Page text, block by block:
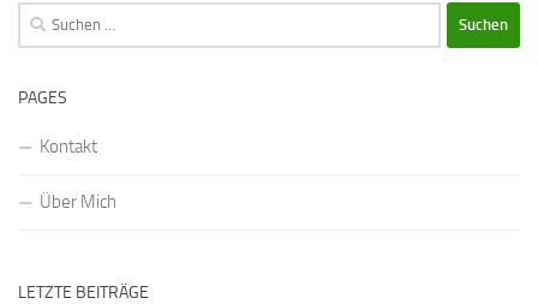
Suchen
nach:
PAGES
Kontakt
Über Mich
LETZTE BEITRÄGE